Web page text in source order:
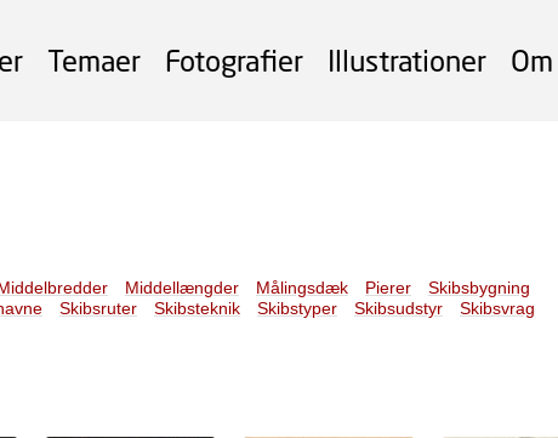
SØG
Temaer Fotografier Illustrationer Om
Middellængder Målingsdæk Pierer
Skibsbygning
Skibsruter Skibsteknik Skibstyper Skibsudstyr
Skibsvrag